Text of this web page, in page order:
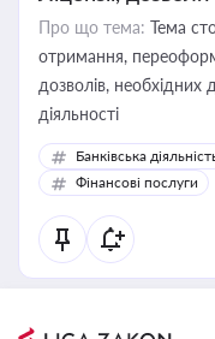
Про що тема: Тема
отримання,
дозволів,
діяльності
Банківська
Фінансові послуги